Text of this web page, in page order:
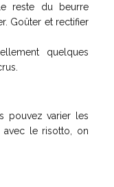
reste du beurre
Goûter et rectifier
quelques
pouvez varier les
avec le risotto, on